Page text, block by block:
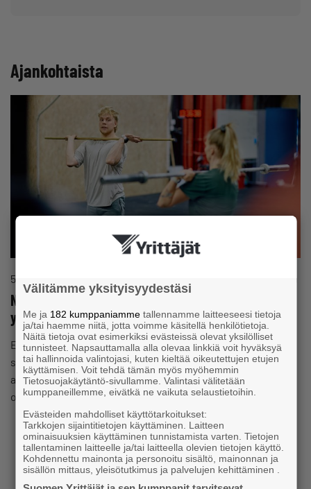
Ajankohtaista
5.8.2026
Näin palkkaat ensimmäisen työntekijän – 5 vinkkiä
yrittäjälle
Ensimmäisen työntekijän palkkaaminen on yksi yrittäjän
suurimmista päätöksistä. Kokosimme viisi vinkkiä, jotka
auttavat valmistautumaan rekrytointiin ja lisäämään
onnistumisen mahdollisuuksia.
16.7.2026 klo 09:56 Uutinen
Yksinyrittäjät kokevat kasvun esteiksi ajan
puutteen ja työllistämiskustannukset –
Välitämme yksityisyydestäsi
Me ja 182 kumppaniammetallennamme laitteeseesi tietoja
ja/tai haemme niitä, jotta voimme käsitellä henkilötietoja.
Näitä tietoja ovat esimerkiksi evästeissä olevat yksilölliset
tunnisteet. Napsauttamalla alla olevaa linkkiä voit hyväksyä
tai hallinnoida valintojasi, kuten kieltää oikeutettujen etujen
käyttämisen. Voit tehdä tämän myös myöhemmin
Tietosuojakäytäntö-sivullamme. Valintasi välitetään
kumppaneillemme, eivätkä ne vaikuta selaustietoihin.
Evästeiden mahdolliset käyttötarkoitukset:
Tarkkojen sijaintitietojen käyttäminen. Laitteen
ominaisuuksien käyttäminen tunnistamista varten. Tietojen
tallentaminen laitteelle ja/tai laitteella olevien tietojen käyttö.
Kohdennettu mainonta ja personoitu sisältö, mainonnan ja
sisällön mittaus, yleisötutkimus ja palvelujen kehittäminen .